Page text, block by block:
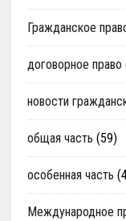
Гражданское
договорное право
новости
общая часть (59)
особенная часть
Международное